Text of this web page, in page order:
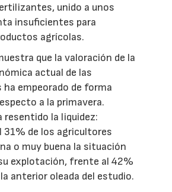
unido a unos
insuficientes para
agrícolas.
que la valoración de la
actual de las
empeorado de forma
a la primavera.
resentido la liquidez:
31% de los agricultores
o muy buena la situación
explotación, frente al 42%
anterior oleada del estudio.